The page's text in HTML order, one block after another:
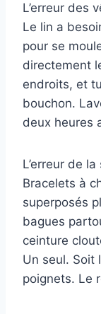
L’erreur des
Le lin a
pour se
directement
endroits, et
bouchon.
deux heures
L’erreur de
Bracelets à
superposés
bagues
ceinture
Un seul. Soit
poignets. Le